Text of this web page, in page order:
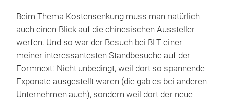
Beim Thema Kostensenkung muss man natürlich
auch einen Blick auf die chinesischen Aussteller
werfen. Und so war der Besuch bei BLT einer
meiner interessantesten Standbesuche auf der
Formnext: Nicht unbedingt, weil dort so spannende
Exponate ausgestellt waren (die gab es bei anderen
Unternehmen auch), sondern weil dort der neue